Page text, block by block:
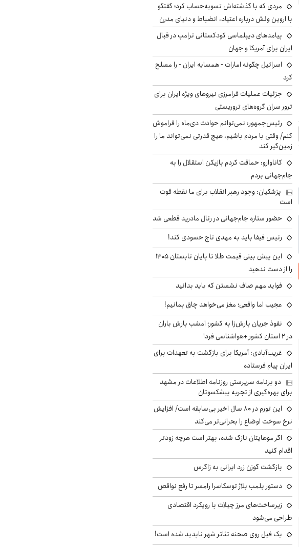
مردی که با گذشته‌اش تسویه‌حساب کرد؛ گفتگو
با اروین ولش درباره اعتیاد، انضباط و دنیای مدرن
پیامدهای دیپلماسی کودکستانی ترامپ در قبال
ایران برای آمریکا و جهان
اسرائیل چگونه امارات - همسایه ایران - را مسلح
کرد
جزئیات عملیات فرامرزی نیروهای ویژه ایران برای
ترور سران گروه‌های تروریستی
رئیس‌جمهور: نمی‌توانم حوادث دی‌ماه را فراموش
کنم/ وقتی با مردم باشیم، هیچ قدرتی نمی‌تواند ما را
زمین‌گیر کند
کاناوارو: حماقت کردم بازیکن استقلال را به
جام‌جهانی بردم
پزشکیان: وجود رهبر انقلاب برای ما نقطه قوت
است
حضور ستاره جام‌جهانی در رئال مادرید قطعی شد
رئیس فیفا باید به مهدی تاج حسودی کند!
این پیش بینی قیمت طلا تا پایان تابستان ۱۴۰۵
را از دست ندهید
فواید مهم صاف نشستن که باید بدانید
عجیب اما واقعی؛ مغز می‌خواهد چاق بمانیم!
نفوذ جریان بارش‌زا به کشور؛ امشب بارش باران
در ۲ استان کشور +هواشناسی فردا
غریب‌آبادی: آمریکا برای بازگشت به تعهدات برای
ایران پیام فرستاده
دو برنامه سرپرستی روزنامه اطلاعات در مشهد
برای بهره‌گیری از تجربه پیشکسوتان
این تورم در ۸۰ سال اخیر بی‌سابقه است/ افزایش
نرخ سوخت اوضاع را بحرانی‌تر می‌کند
اگر موهایتان نازک شده، بهتر است هرچه زودتر
اقدام کنید
بازگشت گوزن زرد ایرانی به زاگرس
دستور پلمب پلاژ توسکاسرا رامسر تا رفع نواقص
زیرساخت‌های مرز چیلات با رویکرد اقتصادی
طراحی می‌شود
یک فیل روی صحنه تئاتر شهر ناپدید شده است!